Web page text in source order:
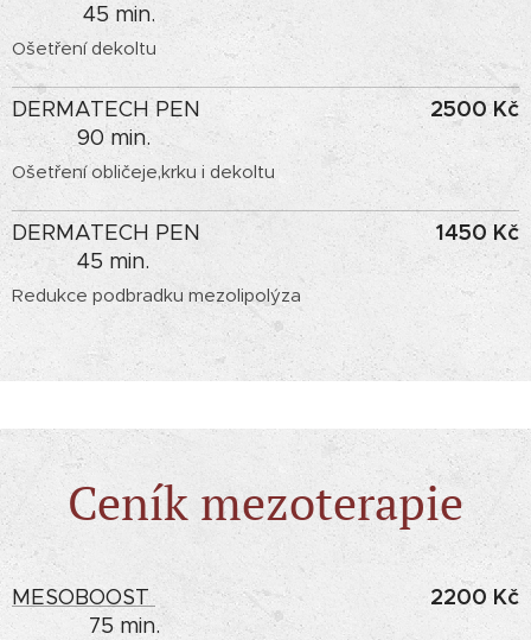
45 min.
Ošetření dekoltu
DERMATECH PEN
90 min.
Ošetření obličeje,krku i dekoltu
2500 Kč
DERMATECH PEN
45 min.
Redukce podbradku mezolipolýza
1450 Kč
Ceník mezoterapie
MESOBOOST
75 min.
2200 Kč